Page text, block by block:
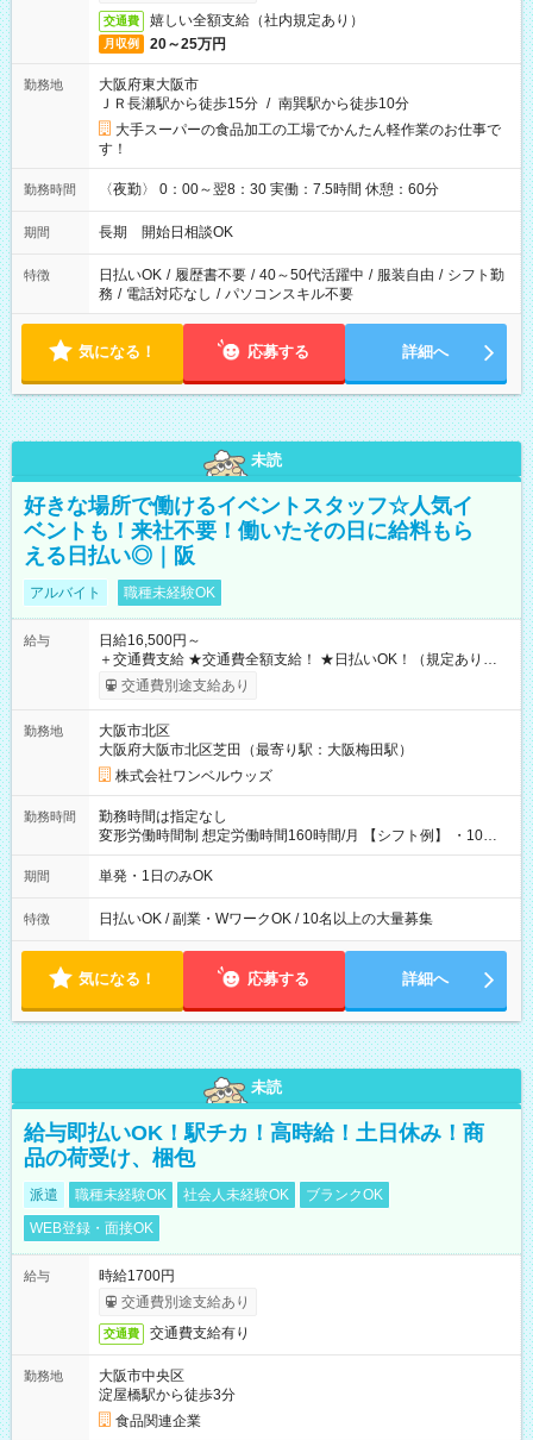
交通費 嬉しい全額支給（社内規定あり）
月収例 20～25万円
勤務地
大阪府東大阪市
ＪＲ長瀬駅から徒歩15分 / 南巽駅から徒歩10分
大手スーパーの食品加工の工場でかんたん軽作業のお仕事で
す！
勤務時間 〈夜勤〉 0：00～翌8：30 実働：7.5時間 休憩：60分
期間 長期 開始日相談OK
特徴 日払いOK / 履歴書不要 / 40～50代活躍中 / 服装自由 / シフト勤
務 / 電話対応なし / パソコンスキル不要
気になる！ 応募する 詳細へ
未読
好きな場所で働けるイベントスタッフ☆人気イ
ベントも！来社不要！働いたその日に給料もら
える日払い◎｜阪
アルバイト 職種未経験OK
給与
日給16,500円～
＋交通費支給 ★交通費全額支給！ ★日払いOK！（規定あり） ┗
働いたその日に現金GET♪ お仕事後はコンビニATMから 日払
交通費別途支給あり
勤務地
大阪市北区
大阪府大阪市北区芝田（最寄り駅：大阪梅田駅）
株式会社ワンベルウッズ
勤務時間
勤務時間は指定なし
変形労働時間制 想定労働時間160時間/月 【シフト例】 ・10：
00～20：00
期間 単発・1日のみOK
特徴 日払いOK / 副業・WワークOK / 10名以上の大量募集
気になる！ 応募する 詳細へ
未読
給与即払いOK！駅チカ！高時給！土日休み！商
品の荷受け、梱包
派遣 職種未経験OK 社会人未経験OK
ブランクOK
WEB登録・面接OK
給与
時給1700円
交通費別途支給あり
交通費 交通費支給有り
勤務地
大阪市中央区
淀屋橋駅から徒歩3分
食品関連企業